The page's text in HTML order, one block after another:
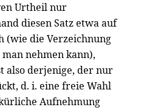
Urtheil nur
diesen Satz etwa auf
(wie die Verzeichnung
nehmen kann),
also derjenige, der nur
d. i. eine freie Wahl
Aufnehmung